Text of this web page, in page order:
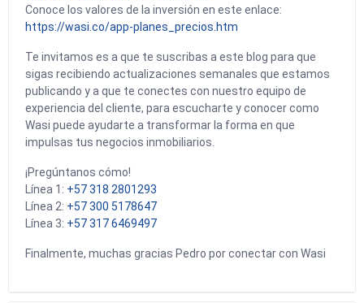
Conoce los valores de la inversión en este enlace:
https://wasi.co/app-planes_precios.htm
Te invitamos es a que te suscribas a este blog para que
sigas recibiendo actualizaciones semanales que estamos
publicando y a que te conectes con nuestro equipo de
experiencia del cliente, para escucharte y conocer como
Wasi puede ayudarte a transformar la forma en que
impulsas tus negocios inmobiliarios.
¡Pregúntanos cómo!
Línea 1: +57 318 2801293
Línea 2: +57 300 5178647
Línea 3: +57 317 6469497
Finalmente, muchas gracias Pedro por conectar con Wasi